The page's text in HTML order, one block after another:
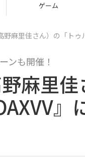
野麻里佳さん）の「トゥ
ンも開催！
麻里
』